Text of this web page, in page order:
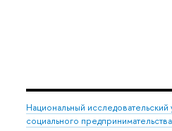
Национальный
социального